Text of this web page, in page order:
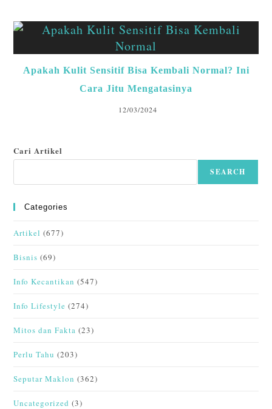
Apakah Kulit Sensitif Bisa Kembali Normal? Ini
Cara Jitu Mengatasinya
12/03/2024
Cari Artikel
SEARCH
Categories
Artikel (677)
Bisnis (69)
Info Kecantikan (547)
Info Lifestyle (274)
Mitos dan Fakta (23)
Perlu Tahu (203)
Seputar Maklon (362)
Uncategorized (3)